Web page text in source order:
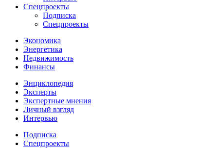
Спецпроекты
Подписка
Спецпроекты
Экономика
Энергетика
Недвижимость
Финансы
Энциклопедия
Эксперты
Экспертные мнения
Личный взгляд
Интервью
Подписка
Спецпроекты